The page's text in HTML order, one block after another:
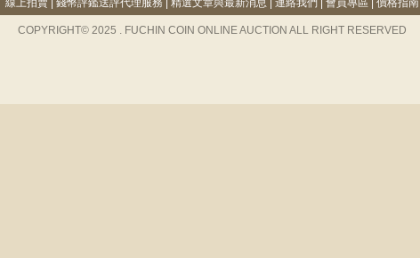
線上拍賣| 錢幣評鑑送評代理服務 精選文章與最新消息 連絡我們 會員專區 價格指南
COPYRIGHT© 2025 . FUCHIN COIN ONLINE AUCTION ALL RIGHT RESERVED